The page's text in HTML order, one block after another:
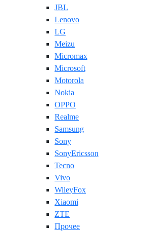
JBL
Lenovo
LG
Meizu
Micromax
Microsoft
Motorola
Nokia
OPPO
Realme
Samsung
Sony
SonyEricsson
Tecno
Vivo
WileyFox
Xiaomi
ZTE
Прочее